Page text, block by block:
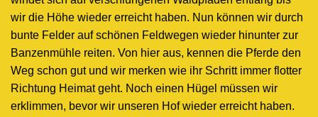
wir die Höhe wieder erreicht haben. Nun können wir durch
bunte Felder auf schönen Feldwegen wieder hinunter zur
Banzenmühle reiten. Von hier aus, kennen die Pferde den
Weg schon gut und wir merken wie ihr Schritt immer flotter
Richtung Heimat geht. Noch einen Hügel müssen wir
erklimmen, bevor wir unseren Hof wieder erreicht haben.